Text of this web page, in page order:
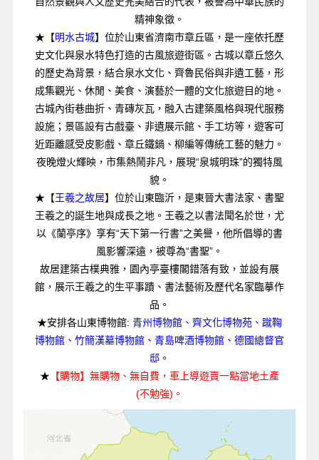
精神象徵。
★【明水古城】位於山東省濟南市章丘區，是一座依托歷
史文化與泉水特色打造的古風旅遊街區。古城以章丘悠久
的歷史為背景，結合泉水文化、齊魯民俗與非遺工藝，形
成集觀光、休閒、美食、演藝於一體的文化旅遊目的地。
古城內街巷曲折、青磚灰瓦，融入古建築風格與現代服務
設施；景區設有古戲臺、非遺展示館、手工坊等，遊客可
近距離感受皮影戲、章丘鐵鍋、柳編等傳統工藝的魅力。
夜晚燈火輝映，市集熱鬧非凡，展現“泉城明珠”的獨特風
貌。
★【王羲之故居】位於山東臨沂，是東晉大書法家、書聖
王羲之的誕生地與成長之地。王羲之以書法聞名於世，尤
以《蘭亭序》享有“天下第一行書”之美譽，他所倡導的書
風影響深遠，被尊為“書聖”。
故居建築古樸典雅，園內亭臺樓閣錯落有致，並設有展
館，展示王羲之的生平事蹟、書法藝術及歷代名家臨摹作
品。
★安排各山東博物館: 青州博物館、齊文化博物苑、蹴鞠
博物館、竹簡漢墓博物館、青島啤酒博物館、德國總督官
邸 。
★ 【購物】無購物、無自費，車上導遊賣一點當地土產
(不勉強)。